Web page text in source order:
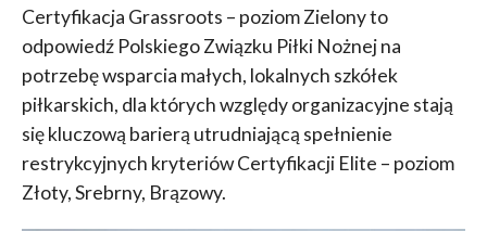
Certyfikacja Grassroots – poziom Zielony to
odpowiedź Polskiego Związku Piłki Nożnej na
potrzebę wsparcia małych, lokalnych szkółek
piłkarskich, dla których względy organizacyjne stają
się kluczową barierą utrudniającą spełnienie
restrykcyjnych kryteriów Certyfikacji Elite – poziom
Złoty, Srebrny, Brązowy.